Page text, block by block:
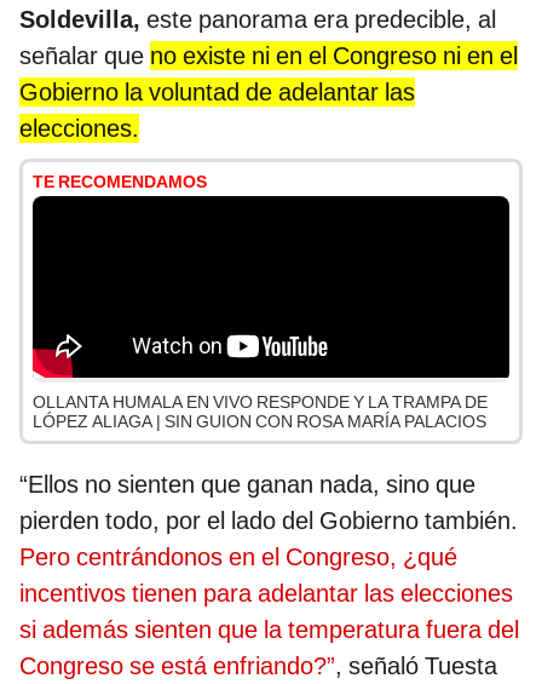
Soldevilla, este panorama era predecible, al
señalar que no existe ni en el Congreso ni en el
Gobierno la voluntad de adelantar las
elecciones.
TE RECOMENDAMOS
OLLANTA HUMALA EN VIVO RESPONDE Y LA TRAMPA DE
LÓPEZ ALIAGA | SIN GUION CON ROSA MARÍA PALACIOS
“Ellos no sienten que ganan nada, sino que
pierden todo, por el lado del Gobierno también.
Pero centrándonos en el Congreso, ¿qué
incentivos tienen para adelantar las elecciones
si además sienten que la temperatura fuera del
Congreso se está enfriando?”, señaló Tuesta